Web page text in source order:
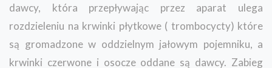
dawcy, która przepływając przez aparat ulega
rozdzieleniu na krwinki płytkowe ( trombocycty) które
są gromadzone w oddzielnym jałowym pojemniku, a
krwinki czerwone i osocze oddane są dawcy. Zabieg